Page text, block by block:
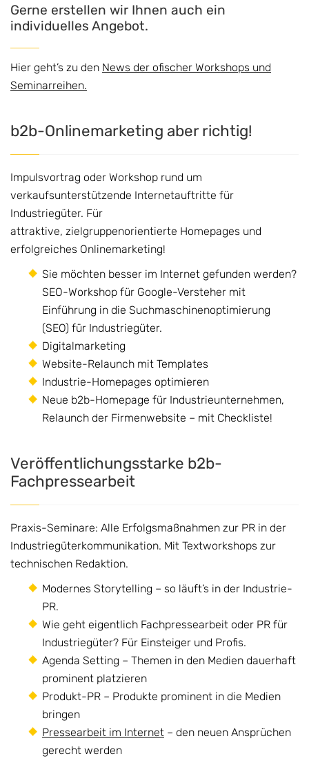
Gerne erstellen wir Ihnen auch ein
individuelles Angebot.
Hier geht’s zu den News der ofischer Workshops und
Seminarreihen.
b2b-Onlinemarketing aber richtig!
Impulsvortrag oder Workshop rund um
verkaufsunterstützende Internetauftritte für
Industriegüter. Für
attraktive, zielgruppenorientierte Homepages und
erfolgreiches Onlinemarketing!
Sie möchten besser im Internet gefunden werden?
SEO-Workshop für Google-Versteher mit
Einführung in die Suchmaschinenoptimierung
(SEO) für Industriegüter.
Digitalmarketing
Website-Relaunch mit Templates
Industrie-Homepages optimieren
Neue b2b-Homepage für Industrieunternehmen,
Relaunch der Firmenwebsite – mit Checkliste!
Veröffentlichungsstarke b2b-
Fachpressearbeit
Praxis-Seminare: Alle Erfolgsmaßnahmen zur PR in der
Industriegüterkommunikation. Mit Textworkshops zur
technischen Redaktion.
Modernes Storytelling – so läuft’s in der Industrie-
PR.
Wie geht eigentlich Fachpressearbeit oder PR für
Industriegüter? Für Einsteiger und Profis.
Agenda Setting – Themen in den Medien dauerhaft
prominent platzieren
Produkt-PR – Produkte prominent in die Medien
bringen
Pressearbeit im Internet – den neuen Ansprüchen
gerecht werden